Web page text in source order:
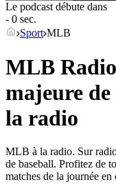
Le podcast débute dans
- 0 sec.
Sport MLB
MLB
majeure
la radio
MLB à la radio. Sur
de baseball. Profitez de
matches de la journée en